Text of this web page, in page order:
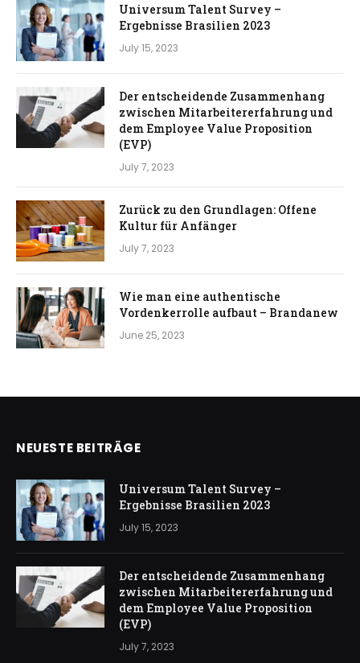
Universum Talent Survey –
Ergebnisse Brasilien 2023
July 15, 2023
Der entscheidende Zusammenhang
zwischen Mitarbeitererfahrung und
dem Employee Value Proposition
(EVP)
July 7, 2023
Zurück zu den Grundlagen: Offene
Kultur für Anfänger
July 7, 2023
Wie man eine authentische
Vordenkerrolle aufbaut – Brandanew
June 25, 2023
NEUESTE BEITRÄGE
Universum Talent Survey –
Ergebnisse Brasilien 2023
July 15, 2023
Der entscheidende Zusammenhang
zwischen Mitarbeitererfahrung und
dem Employee Value Proposition
(EVP)
July 7, 2023